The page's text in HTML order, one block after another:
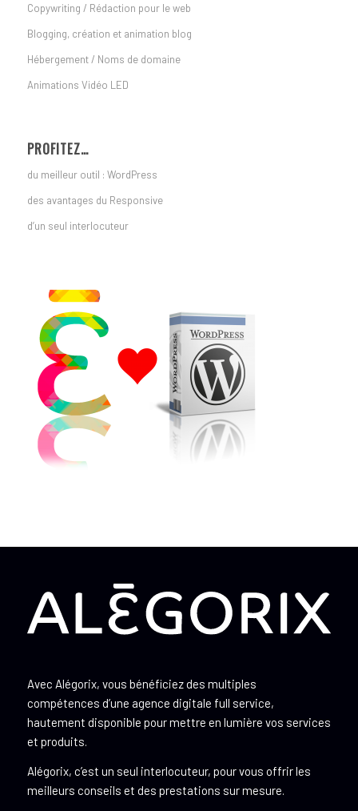
Copywriting / Rédaction pour le web
Blogging, création et animation blog
Hébergement / Noms de domaine
Animations Vidéo LED
PROFITEZ…
du meilleur outil : WordPress
des avantages du Responsive
d’un seul interlocuteur
Avec Alégorix, vous bénéficiez des multiples
compétences d’une agence digitale full service,
hautement disponible pour mettre en lumière vos services
et produits.
Alégorix, c’est un seul interlocuteur, pour vous offrir les
meilleurs conseils et des prestations sur mesure.